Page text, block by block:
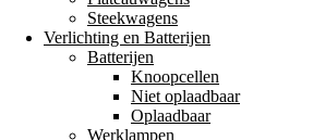
Steekwagens
Verlichting en Batterijen
Batterijen
Knoopcellen
Niet oplaadbaar
Oplaadbaar
Werklampen